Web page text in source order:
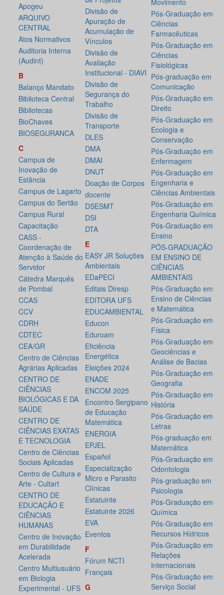
Apogeu
ARQUIVO
CENTRAL
Atos Normativos
Auditoria Interna
(Audint)
B
Balanço Mandato
Biblioteca Central
Bibliotecas
BioChaves
BIOSEGURANCA
C
Campus de
Inovação de
Estância
Campus de Lagarto
Campus do Sertão
Campus Rural
Capacitação
CASS -
Coordenação de
Atenção à Saúde do
Servidor
Cátedra Marquês
de Pombal
CCAS
CCV
CDRH
CDTEC
CEA/GR
Centro de Ciências
Agrárias Aplicadas
CENTRO DE
CIÊNCIAS
BIOLÓGICAS E DA
SAÚDE
CENTRO DE
CIÊNCIAS EXATAS
E TECNOLOGIA
Centro de Ciências
Sociais Aplicadas
Centro de Cultura e
Arte - Cultart
CENTRO DE
EDUCAÇÃO E
CIÊNCIAS
HUMANAS
Centro de Inovação
em Durabilidade
Acelerada
Centro Multiusuário
em Biologia
Experimental - UFS
Divisão de
Apuração de
Acumulação de
Vínculos
Divisão de
Avaliação
Institucional - DIAVI
Divisão de
Segurança do
Trabalho
Divisão de
Transporte
DLES
DMA
DMAI
DNUT
Doação de Corpos
docente
DSESMT
DSI
DTA
E
EASY JR Soluções
Ambientais
EDaPECI
Editais Diresp
EDITORA UFS
EDUCAMBIENTAL
Educon
Eduroam
Eficiência
Energética
Eleições 2024
ENADE
ENCOM 2025
Encontro Sergipano
de Educação
Matemática
ENERGIA
EPJEL
Español
Especialização
Micro e Parasito
Clínicas
Estatuinte
Estatuinte 2026
EVA
Eventos
F
Fórum NCTI
Français
G
Movimento
Pós-Graduação em
Ciências
Farmacêuticas
Pós-Graduação em
Ciências
Fisiológicas
Pós-graduação em
Comunicação
Pós-Graduação em
Direito
Pós-Graduação em
Ecologia e
Conservação
Pós-Graduação em
Enfermagem
Pós-Graduação em
Engenharia e
Ciências Ambientais
Pós-Graduação em
Engenharia Química
Pós-Graduação em
Ensino
PÓS-GRADUAÇÃO
EM ENSINO DE
CIÊNCIAS
AMBIENTAIS
Pós-Graduação em
Ensino de Ciências
e Matemática
Pós-Graduação em
Física
Pós-Graduação em
Geociências e
Análise de Bacias
Pós-Graduação em
Geografia
Pós-Graduação em
História
Pós-Graduação em
Letras
Pós-graduação em
Matemática
Pós-Graduação em
Odontologia
Pós-graduação em
Psicologia
Pós-Graduação em
Química
Pós-Graduação em
Recursos Hídricos
Pós-Graduação em
Relações
Internacionais
Pós-Graduação em
Serviço Social